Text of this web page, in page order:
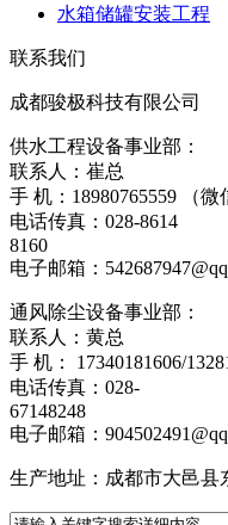
水箱储罐安装工程
联系我们
成都骏极科技有限公司
供水工程设备事业部：
联系人：崔总
手 机：18980765559 （微
电话传真：028-8614
电子邮箱：
通风除尘设备事业部：
联系人：黄总
手 机： 17340181606/
电话传真：028-
电子邮箱：
生产地址：成都市大邑县